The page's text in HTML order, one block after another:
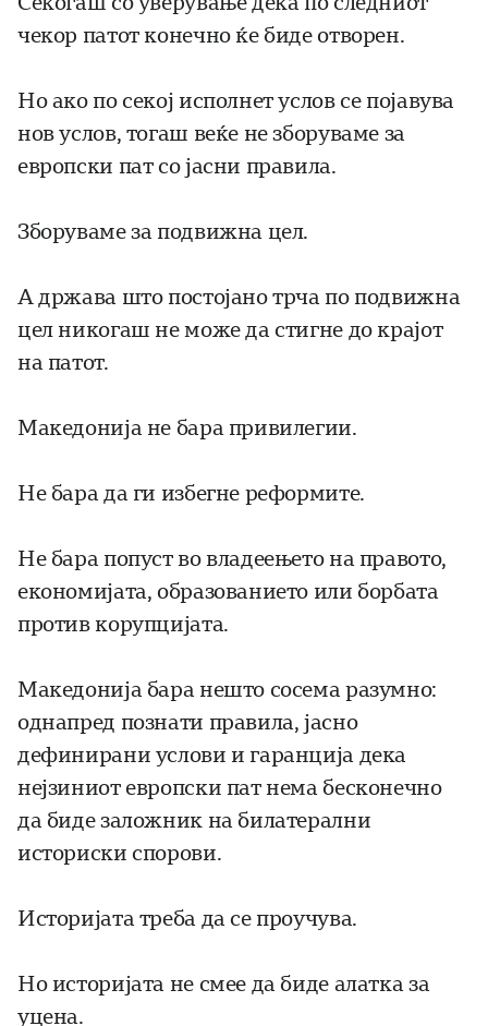
чекор патот конечно ќе биде отворен.
Но ако по секој исполнет услов се појавува
нов услов, тогаш веќе не зборуваме за
европски пат со јасни правила.
Зборуваме за подвижна цел.
А држава што постојано трча по подвижна
цел никогаш не може да стигне до крајот
на патот.
Македонија не бара привилегии.
Не бара да ги избегне реформите.
Не бара попуст во владеењето на правото,
економијата, образованието или борбата
против корупцијата.
Македонија бара нешто сосема разумно:
однапред познати правила, јасно
дефинирани услови и гаранција дека
нејзиниот европски пат нема бесконечно
да биде заложник на билатерални
историски спорови.
Историјата треба да се проучува.
Но историјата не смее да биде алатка за
уцена.